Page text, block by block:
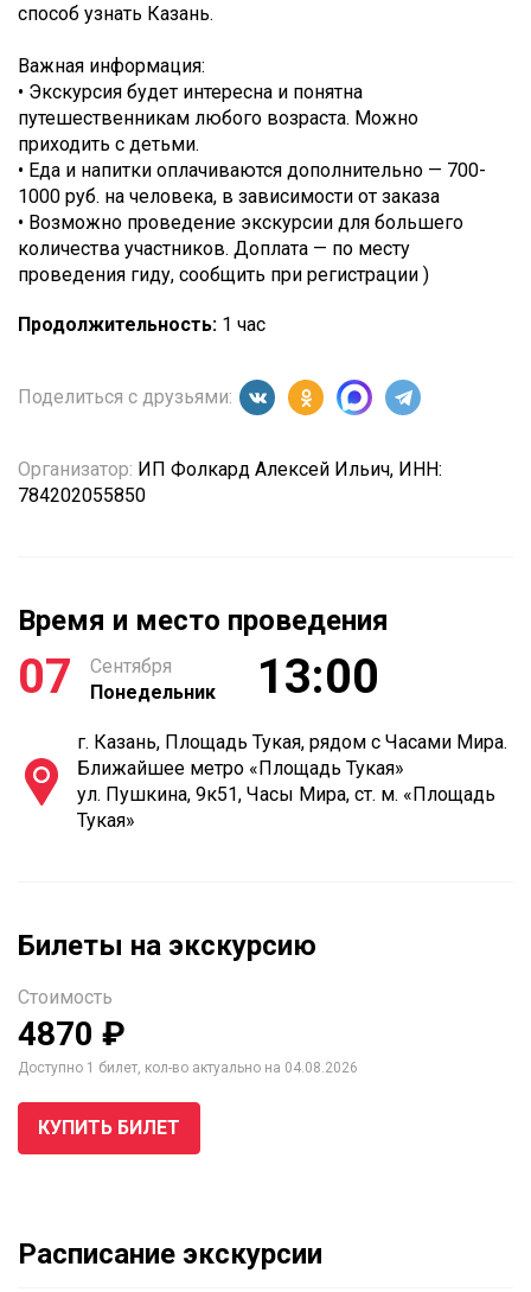
способ узнать Казань.
Важная информация:
• Экскурсия будет интересна и понятна
путешественникам любого возраста. Можно
приходить с детьми.
• Еда и напитки оплачиваются дополнительно — 700-
1000 руб. на человека, в зависимости от заказа
• Возможно проведение экскурсии для большего
количества участников. Доплата — по месту
проведения гиду, сообщить при регистрации )
Продолжительность: 1 час
Поделиться с друзьями:
Организатор: ИП Фолкард Алексей Ильич, ИНН:
784202055850
Время и место проведения
07
Сентября
Понедельник
13:00
г. Казань, Площадь Тукая, рядом с Часами Мира.
Ближайшее метро «Площадь Тукая»
ул. Пушкина, 9к51, Часы Мира, ст. м. «Площадь
Тукая»
Билеты на экскурсию
Стоимость
4870 ₽
Доступно 1 билет, кол-во актуально на 04.08.2026
КУПИТЬ БИЛЕТ
Расписание экскурсии